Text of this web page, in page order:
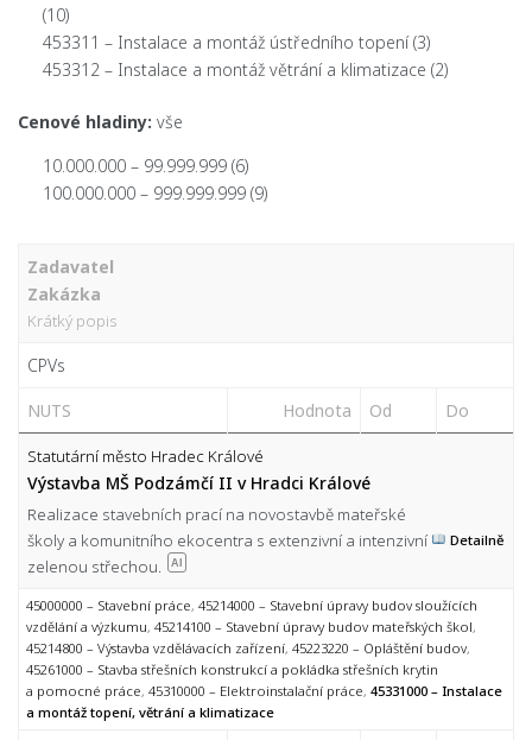
(10)
453311 – Instalace a montáž ústředního topení(3)
453312 – Instalace a montáž větrání a klimatizace (2)
Cenové hladiny: vše
10.000.000 – 99.999.999 (6)
100.000.000 – 999.999.999 (9)
Zadavatel
Zakázka
Krátký popis
CPVs
NUTS
Hodnota Od Do
Statutární město Hradec Králové
Výstavba MŠ Podzámčí II v Hradci Králové
Realizace stavebních prací na novostavbě mateřské
školy a komunitního ekocentra s extenzivní a intenzivní
zelenou střechou.
AI
Detailně
45000000 – Stavební práce, 45214000 – Stavební úpravy budov sloužících
vzdělání a výzkumu, 45214100 – Stavební úpravy budov mateřských škol,
45214800 – Výstavba vzdělávacích zařízení, 45223220 – Opláštění budov,
45261000 – Stavba střešních konstrukcí a pokládka střešních krytin
a pomocné práce, 45310000 – Elektroinstalační práce, 45331000 – Instalace
a montáž topení, větrání a klimatizace